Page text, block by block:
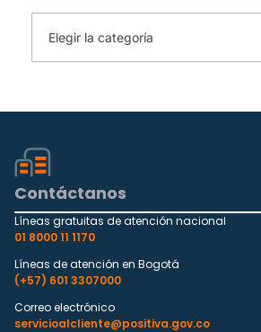
Contáctanos
Líneas gratuitas de atención nacional
01 8000 11 1170
Líneas de atención en Bogotá
(+57) 601 3307000
Correo electrónico
servicioalcliente@positiva.gov.co